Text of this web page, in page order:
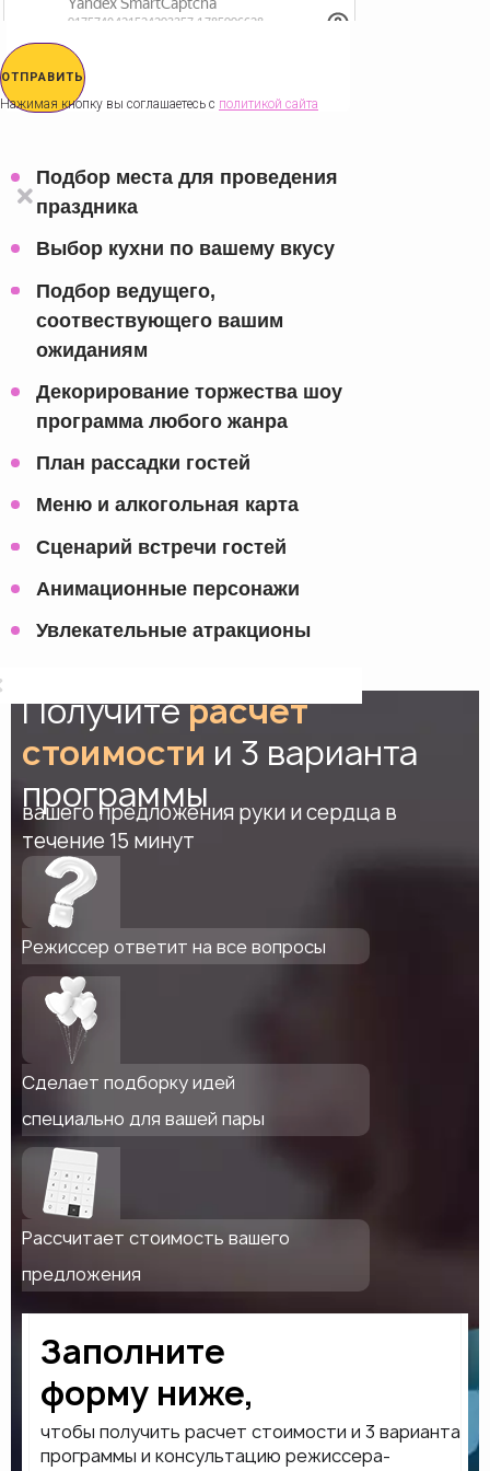
ОТПРАВИТЬ
Нажимая кнопку вы соглашаетесь с политикой сайта
Подбор места для проведения
праздника
Выбор кухни по вашему вкусу
Подбор ведущего,
соотвествующего вашим
ожиданиям
Декорирование торжества шоу
программа любого жанра
План рассадки гостей
Меню и алкогольная карта
Сценарий встречи гостей
Анимационные персонажи
Увлекательные атракционы
Получитерасчет
стоимости и 3 варианта
программы
вашего предложения руки и сердца в
течение 15 минут
Режиссер ответит на все вопросы
Сделает подборку идей
специально для вашей пары
Рассчитает стоимость вашего
предложения
Заполните
форму ниже,
чтобы получить расчет стоимости и 3 варианта
программы и консультацию режиссера-